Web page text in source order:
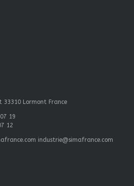
33310 Lormont France
19
12
industrie@simafrance.com